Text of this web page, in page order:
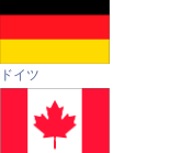
ドイツ